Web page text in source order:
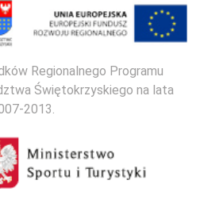
Regionalnego Programu
Świętokrzyskiego na lata
2013.